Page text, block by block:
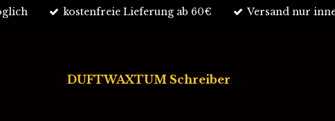
kostenfreie Lieferung ab 60€ Versand nur
DUFTWAXTUM Schreiber